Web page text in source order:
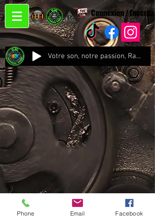
Connexion /
Votre son, notre passion, Radio CJC Recording Studio , là où chaque note prend vie !
Phone Email Facebook